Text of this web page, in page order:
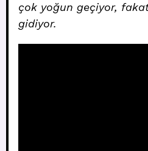
çok yoğun geçiyor,
gidiyor.